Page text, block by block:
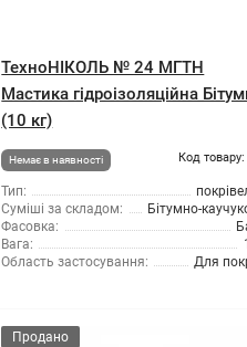
ТехноНІКОЛЬ № 24 МГТН
Мастика гідроізоляційна
(10 кг)
Немає в наявності Код
Тип:
Суміші за складом:
Бітумно-
Фасовка:
Вага:
Область застосування:
Для
Продано